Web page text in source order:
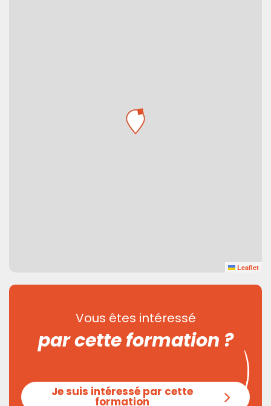
Leaflet
Vous êtes intéressé
par cette formation ?
Je suis intéressé par cette
formation